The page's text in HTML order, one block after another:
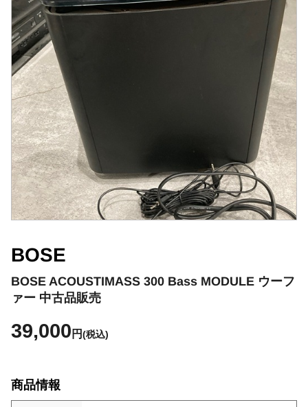
BOSE
BOSE ACOUSTIMASS 300 Bass MODULE ウーフ
ァー 中古品販売
39,000 円(税込)
商品情報